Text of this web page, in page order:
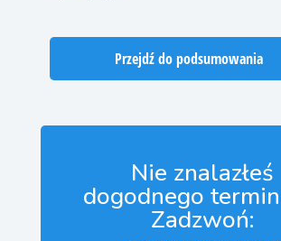
Przejdź do podsumowania
Nie znalazłeś
dogodnego
Zadzwoń: